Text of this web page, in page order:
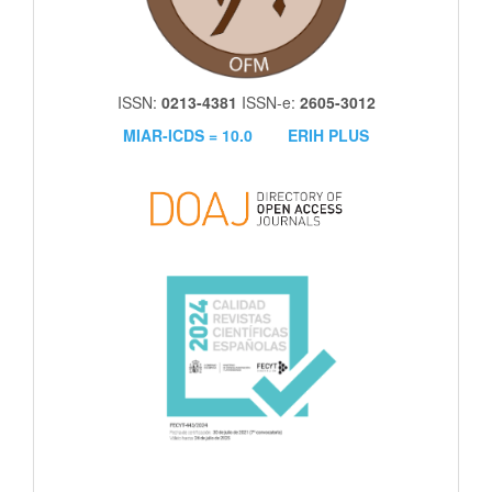
ISSN: 0213-4381 ISSN-e: 2605-3012
MIAR-ICDS = 10.0
ERIH PLUS